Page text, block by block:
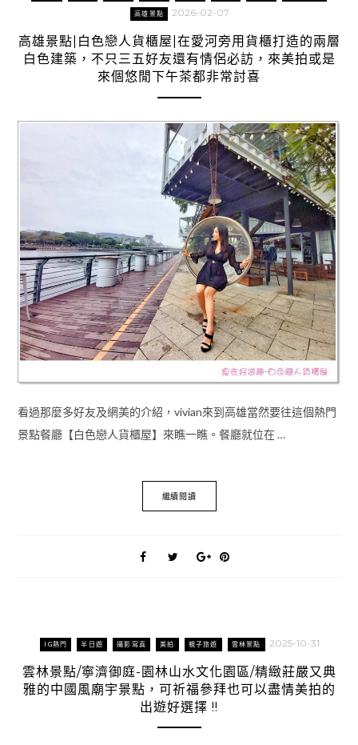
高雄景點 2026-02-07
高雄景點|白色戀人貨櫃屋|在愛河旁用貨櫃打造的兩層
白色建築，不只三五好友還有情侶必訪，來美拍或是
來個悠閒下午茶都非常討喜
看過那麼多好友及網美的介紹，vivian來到高雄當然要往這個熱門
景點餐廳【白色戀人貨櫃屋】來瞧一瞧。餐廳就位在 …
繼續閱讀
IG熱門 半日遊 攝影寫真 美拍 親子旅遊 雲林景點 2025-10-31
雲林景點/寧濟御庭-園林山水文化園區/精緻莊嚴又典
雅的中國風廟宇景點，可祈福參拜也可以盡情美拍的
出遊好選擇 !!